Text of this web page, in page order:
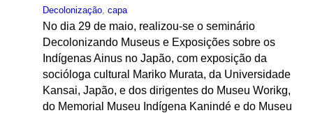
Decolonização, capa
No dia 29 de maio, realizou-se o seminário
Decolonizando Museus e Exposições sobre os
Indígenas Ainus no Japão, com exposição da
socióloga cultural Mariko Murata, da Universidade
Kansai, Japão, e dos dirigentes do Museu Worikg,
do Memorial Museu Indígena Kanindé e do Museu